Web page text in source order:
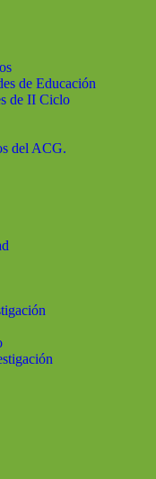
de Educación
de II Ciclo
del ACG.